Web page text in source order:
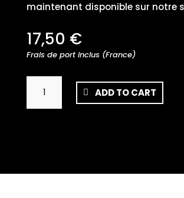
maintenant disponible sur notre
17,50 €
Frais de port inclus (France)
Hamon
&
Les
ADD TO CART